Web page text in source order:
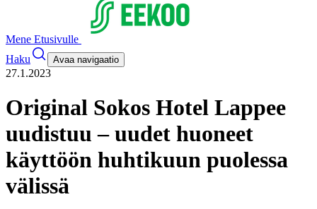
Mene Etusivulle
Haku
Avaa navigaatio
27.1.2023
Original Sokos Hotel Lappee
uudistuu – uudet huoneet
käyttöön huhtikuun puolessa
välissä